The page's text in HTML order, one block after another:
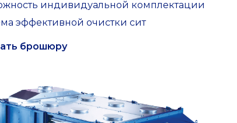
индивидуальной комплектации
эффективной очистки сит
брошюру